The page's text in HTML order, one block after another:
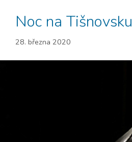
Noc na Tišnovsku
28. března 2020